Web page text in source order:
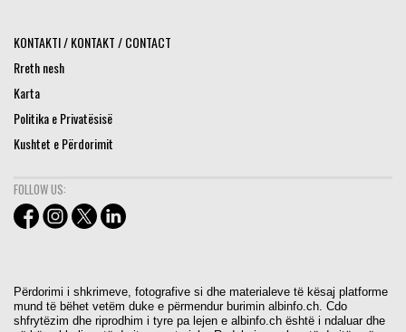
KONTAKTI / KONTAKT / CONTACT
Rreth nesh
Karta
Politika e Privatësisë
Kushtet e Përdorimit
FOLLOW US:
Përdorimi i shkrimeve, fotografive si dhe materialeve të kësaj platforme
mund të bëhet vetëm duke e përmendur burimin albinfo.ch. Cdo
shfrytëzim dhe riprodhim i tyre pa lejen e albinfo.ch është i ndaluar dhe